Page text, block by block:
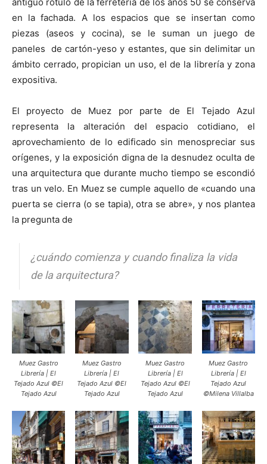
en la fachada. A los espacios que se insertan como
piezas (aseos y cocina), se le suman un juego de
paneles de cartón-yeso y estantes, que sin delimitar un
ámbito cerrado, propician un uso, el de la librería y zona
expositiva.
El proyecto de Muez por parte de El Tejado Azul
representa la alteración del espacio cotidiano, el
aprovechamiento de lo edificado sin menospreciar sus
orígenes, y la exposición digna de la desnudez oculta de
una arquitectura que durante mucho tiempo se escondió
tras un velo. En Muez se cumple aquello de «cuando una
puerta se cierra (o se tapia), otra se abre», y nos plantea
la pregunta de
¿cuándo comienza y cuando finaliza la vida
de la arquitectura?
Muez Gastro
Librería | El
Tejado Azul ©El
Tejado Azul
Muez Gastro
Librería | El
Tejado Azul ©El
Tejado Azul
Muez Gastro
Librería | El
Tejado Azul ©El
Tejado Azul
Muez Gastro
Librería | El
Tejado Azul
©Milena Villalba